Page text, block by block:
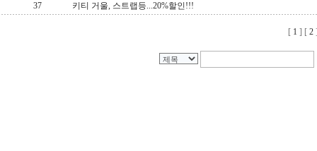
37
키티 거울, 스트랩등...20%할인!!!
[ 1 ] [ 2